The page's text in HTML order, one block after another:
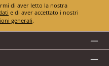
generali.